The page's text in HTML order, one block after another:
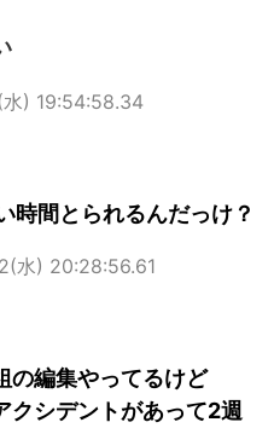
) 19:54:58.34
時間とられるんだっけ？
水) 20:28:56.61
の編集やってるけど
クシデントがあって2週